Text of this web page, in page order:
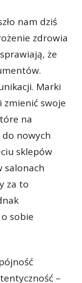
nam dziś
zdrowia
że
Marki
zmienić swoje
na
do nowych
sklepów
salonach
za to
sobie
–